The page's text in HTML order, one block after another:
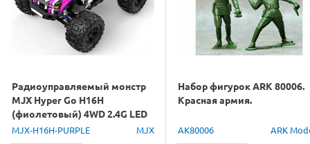
Радиоуправляемый монстр
MJX Hyper Go H16H
(фиолетовый) 4WD 2.4G LED
GPS 1/16 RTR
MJX-H16H-PURPLE MJX
Набор фигурок ARK 80006.
Красная армия.
AK80006 ARK